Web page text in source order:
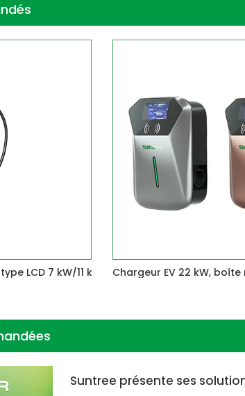
LCD 7 kW/11 kW/22 kWChargeur EV 22 kW,
Suntree présente ses